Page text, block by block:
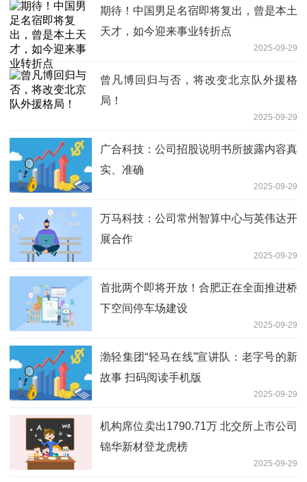
期待！中国男足名宿即将复出，曾是本土
天才，如今迎来事业转折点
2025-09-29
曾凡博回归与否，将改变北京队外援格
局！
2025-09-29
广合科技：公司招股说明书所披露内容真
实、准确
2025-09-29
万马科技：公司常州智算中心与英伟达开
展合作
2025-09-29
首批两个即将开放！合肥正在全面推进桥
下空间停车场建设
2025-09-29
渤轻集团“轻马在线”宣讲队：老字号的新
故事 扫码阅读手机版
2025-09-29
机构席位卖出1790.71万 北交所上市公司
锦华新材登龙虎榜
2025-09-29